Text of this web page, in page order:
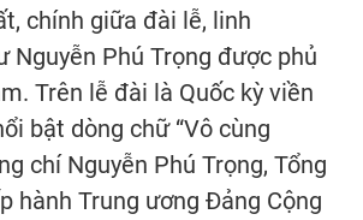
chính giữa đài lễ, linh
Nguyễn Phú Trọng được phủ
Trên lễ đài là Quốc kỳ viền
bật dòng chữ “Vô cùng
chí Nguyễn Phú Trọng, Tổng
hành Trung ương Đảng Cộng